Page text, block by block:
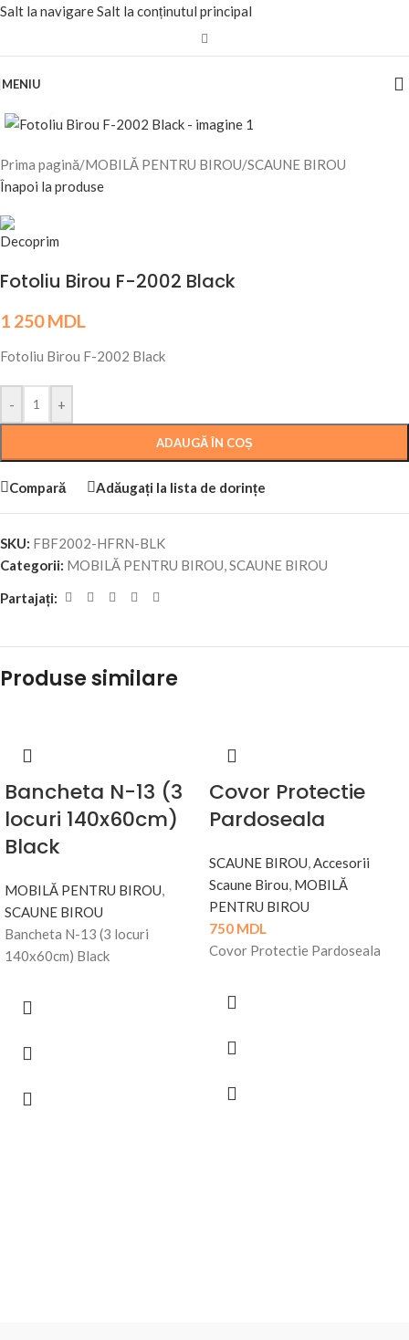
Salt la navigareSalt la conținutul principal
MENIU
Prima pagină/MOBILĂ PENTRU BIROU/SCAUNE BIROU
Înapoi la produse
Fotoliu Birou F-2002 Black
1 250MDL
Fotoliu Birou F-2002 Black
- +
ADAUGĂ ÎN COȘ
Compară Adăugați la lista de dorințe
SKU: FBF2002-HFRN-BLK
Categorii: MOBILĂ PENTRU BIROU,SCAUNE BIROU
Partajați:
Produse similare
Bancheta N-13 (3
locuri 140x60cm)
Black
MOBILĂ PENTRU BIROU,
SCAUNE BIROU
Bancheta N-13 (3 locuri
140x60cm) Black
Covor Protectie
Pardoseala
SCAUNE BIROU,Accesorii
Scaune Birou, MOBILĂ
PENTRU BIROU
750 MDL
Covor Protectie Pardoseala